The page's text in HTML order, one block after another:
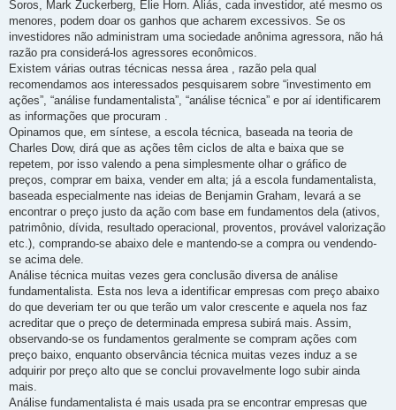
Soros, Mark Zuckerberg, Elie Horn. Aliás, cada investidor, até mesmo os
menores, podem doar os ganhos que acharem excessivos. Se os
investidores não administram uma sociedade anônima agressora, não há
razão pra considerá-los agressores econômicos.
Existem várias outras técnicas nessa área , razão pela qual
recomendamos aos interessados pesquisarem sobre “investimento em
ações”, “análise fundamentalista”, “análise técnica” e por aí identificarem
as informações que procuram .
Opinamos que, em síntese, a escola técnica, baseada na teoria de
Charles Dow, dirá que as ações têm ciclos de alta e baixa que se
repetem, por isso valendo a pena simplesmente olhar o gráfico de
preços, comprar em baixa, vender em alta; já a escola fundamentalista,
baseada especialmente nas ideias de Benjamin Graham, levará a se
encontrar o preço justo da ação com base em fundamentos dela (ativos,
patrimônio, dívida, resultado operacional, proventos, provável valorização
etc.), comprando-se abaixo dele e mantendo-se a compra ou vendendo-
se acima dele.
Análise técnica muitas vezes gera conclusão diversa de análise
fundamentalista. Esta nos leva a identificar empresas com preço abaixo
do que deveriam ter ou que terão um valor crescente e aquela nos faz
acreditar que o preço de determinada empresa subirá mais. Assim,
observando-se os fundamentos geralmente se compram ações com
preço baixo, enquanto observância técnica muitas vezes induz a se
adquirir por preço alto que se conclui provavelmente logo subir ainda
mais.
Análise fundamentalista é mais usada pra se encontrar empresas que